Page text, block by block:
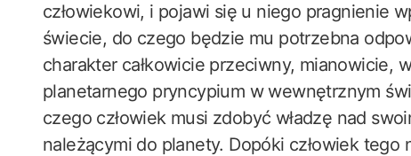
człowiekowi, i pojawi się u niego pragnienie
świecie, do czego będzie mu potrzebna
charakter całkowicie przeciwny, mianowicie,
planetarnego pryncypium w wewnętrznym
czego człowiek musi zdobyć władzę nad
należącymi do planety. Dopóki człowiek tego